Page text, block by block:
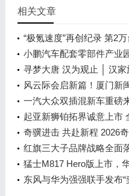
相关文章
“极氪速度”再创纪录 第2
小鹏汽车配套零部件产业
智能汽车集群
寻梦大唐 汉为观止 │ 汉
发布会，敬请期待！
风云际会启新篇！厦门新
开业
一汽大众双插混新车重磅
起亚新狮铂拓界诚意上市
万元起
奇骥进击 共赴新程 2026
红旗三大子品牌战略全面
章
猛士M817 Hero版上市，
标杆！
东风与华为强强联手发布